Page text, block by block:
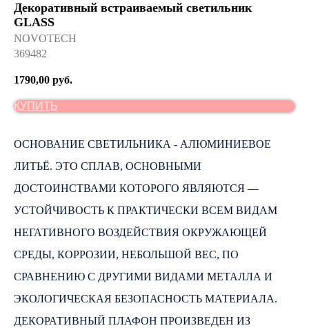
Декоративный встраиваемый светильник
GLASS
NOVOTECH
369482
1790,00 руб.
КУПИТЬ
ОСНОВАНИЕ СВЕТИЛЬНИКА - АЛЮМИНИЕВОЕ
ЛИТЬЁ. ЭТО СПЛАВ, ОСНОВНЫМИ
ДОСТОИНСТВАМИ КОТОРОГО ЯВЛЯЮТСЯ —
УСТОЙЧИВОСТЬ К ПРАКТИЧЕСКИ ВСЕМ ВИДАМ
НЕГАТИВНОГО ВОЗДЕЙСТВИЯ ОКРУЖАЮЩЕЙ
СРЕДЫ, КОРРОЗИИ, НЕБОЛЬШОЙ ВЕС, ПО
СРАВНЕНИЮ С ДРУГИМИ ВИДАМИ МЕТАЛЛА И
ЭКОЛОГИЧЕСКАЯ БЕЗОПАСНОСТЬ МАТЕРИАЛА.
ДЕКОРАТИВНЫЙ ПЛАФОН ПРОИЗВЕДЕН ИЗ